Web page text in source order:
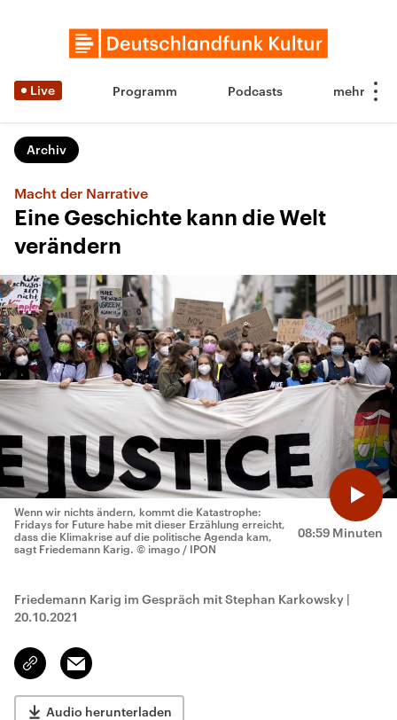
Live Programm Podcasts
Archiv
Macht der Narrative
Eine Geschichte kann die Welt
verändern
08:59 Minuten
Wenn wir nichts ändern, kommt die Katastrophe:
Fridays for Future habe mit dieser Erzählung erreicht,
dass die Klimakrise auf die politische Agenda kam,
sagt Friedemann Karig. © imago / IPON
Friedemann Karig im Gespräch mit Stephan Karkowsky |
20.10.2021
Link
kopieren/teilen
Email
Audio herunterladen